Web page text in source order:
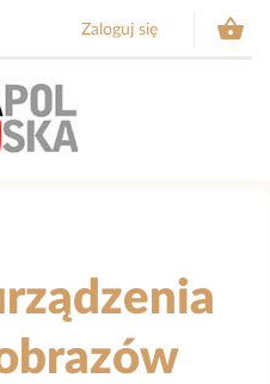
Zaloguj się 